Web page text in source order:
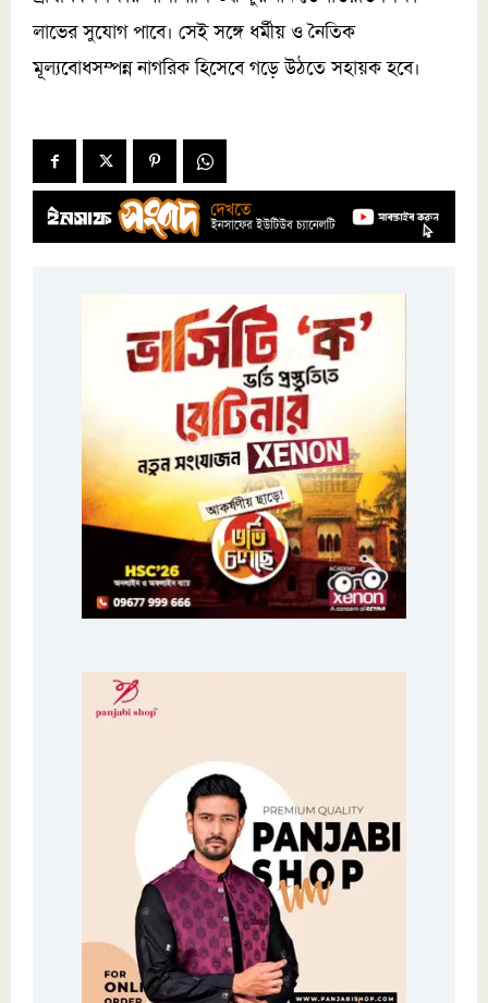
লাভের সুযোগ পাবে। সেই সঙ্গে ধর্মীয় ও নৈতিক
মূল্যবোধসম্পন্ন নাগরিক হিসেবে গড়ে উঠতে সহায়ক হবে।